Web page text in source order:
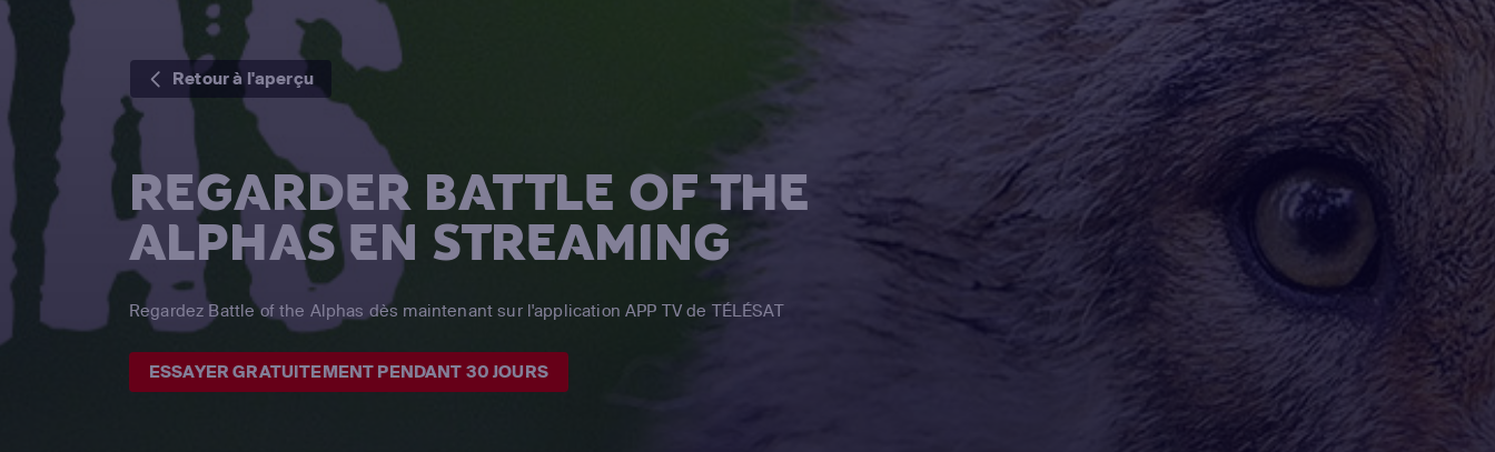
Retour à l'aperçu
REGARDER BATTLE OF THE
ALPHAS EN STREAMING
Regardez Battle of the Alphas dès maintenant sur l'application APP TV de TÉLÉSAT
ESSAYER GRATUITEMENT PENDANT 30 JOURS